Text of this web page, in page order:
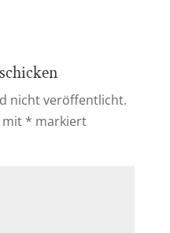
nicht veröffentlicht.
mit * markiert